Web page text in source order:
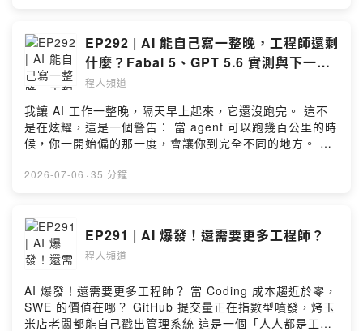
能要五六個工程師。差別不在我變強，在我怎麼「調度」
一堆 AI 同時幫我幹活。 這集會聊： ・為什麼「樣樣通」
的人在 AI 時代反而有優勢 ・Graph Engineering：怎麼
讓 AI 跑得更「寬」（假邊測試、鑽石） ・更重要的——
怎麼讓它跑得「對」（獨立檢查者、錨點、理解債務） ・
Claude Code 的 Dynamic Workflow 怎麼玩、多燒錢 ・
最後聊點人生：工程師的巔峰期，與 LeBron 的選擇 TED
X: https://x.com/TedChen35 IG:
https://www.instagram.com/tedchen_35 Thread:
https://reurl.cc/q0k2dq 聯絡資訊：
https://linktr.ee/chengrenpindao3 --Hosting provided
by SoundOn
EP292 | AI 能自己寫一整晚，工程師還剩
什麼？Fabal 5、GPT 5.6 實測與下一代
開發！
程人頻道
我讓 AI 工作一整晚，隔天早上起來，它還沒跑完。 這不
是在炫耀，這是一個警告： 當 agent 可以跑幾百公里的時
候，你一開始偏的那一度，會讓你到完全不同的地方。 這
危險的東西——理解債務 TED X:
https://www.threads.com/@tedchen_35 官方網站：
https://techporn.io 頻道 LINE 群：
https://reurl.cc/q0k2dq 聯絡資訊：
by SoundOn
2026-07-06 · 35 分鐘
EP291 | AI 爆發！還需要更多工程師？
程人頻道
AI 爆發！還需要更多工程師？ 當 Coding 成本趨近於零，
SWE 的價值在哪？ GitHub 提交量正在指數型噴發，烤玉
米店老闆都能自己戳出管理系統 這是一個「人人都是工程